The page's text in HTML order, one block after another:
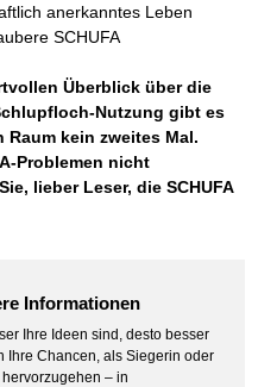
anerkanntes Leben
SCHUFA
Überblick über die
Nutzung gibt es
kein zweites Mal.
Problemen nicht
lieber Leser, die SCHUFA
Informationen
Ihre Ideen sind, desto besser
Ihre Chancen, als Siegerin oder
– in